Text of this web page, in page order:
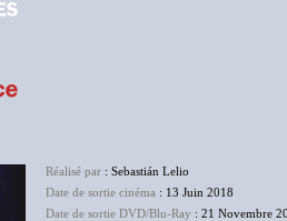
Réalisé par : Sebastián Lelio
Date de sortie cinéma : 13 Juin 2018
Date de sortie DVD/Blu-Ray : 21 Novembre